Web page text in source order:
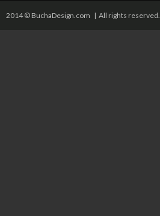
2014 © BuchaDesign.com | All rights reserved.